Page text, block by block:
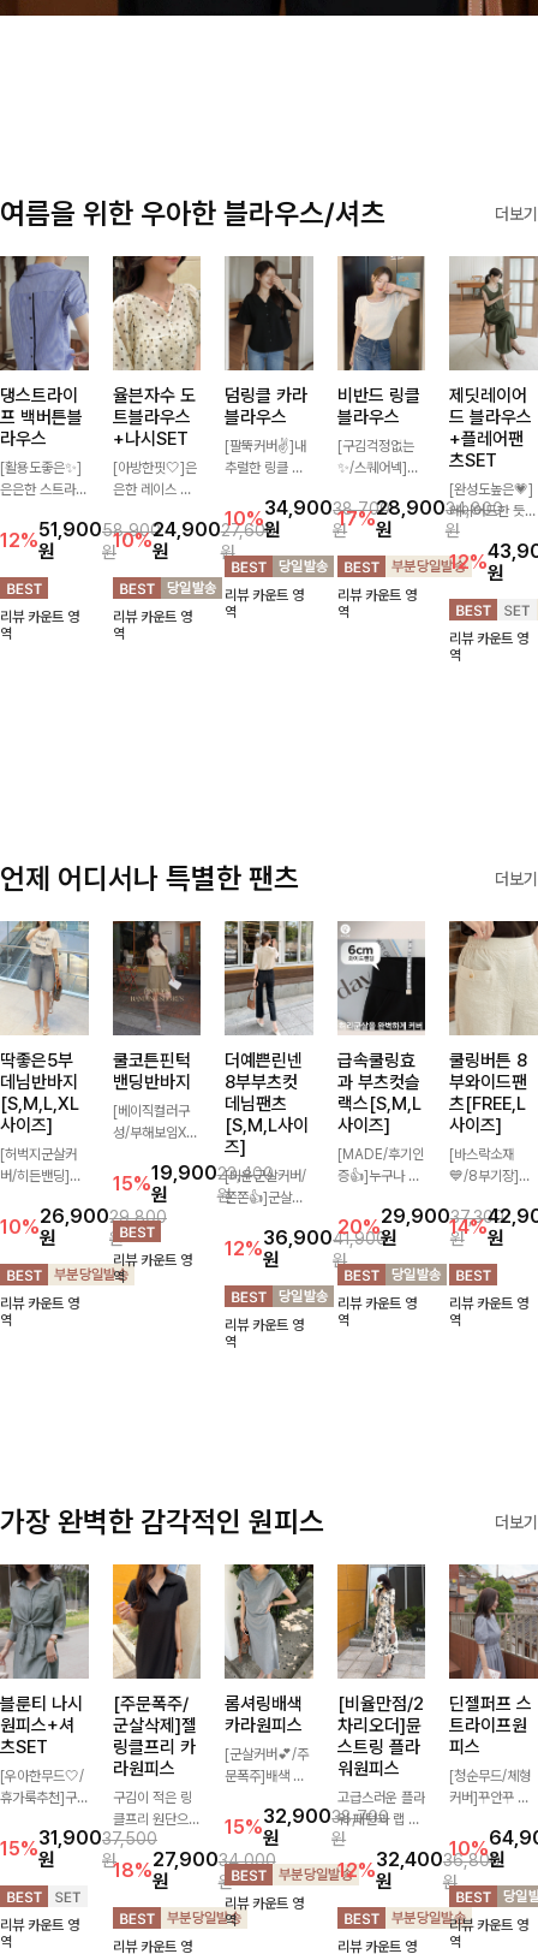
여름을 위한 우아한 블라우스/셔츠 더보기
댕스트라이
프 백버튼블
라우스
[활용도좋은✨]
은은한 스트라이
져 심플한 코디
에도 세련된 포
인트를 더해드리
며 깔끔한 스트
라이프 디테일로
유행 없이 오래
12%51,900
원
58,900
원
리뷰 카운트 영
역
율븐자수 도
트블라우스
+나시SET
[아방한핏🤍]은
은한 레이스 자
으로 사랑스러운
감성 가득 담았
으며 나시 세트
구성으로 이너
걱정없이 손쉽게
코디 가능한 블
10%24,900
원
27,600
원
리뷰 카운트 영
역
덤링클 카라
블라우스
[팔뚝커버✌]내
추럴한 링클 텍
있게 입어지는
블라우스🖤 브
이넥 카라 디자
인에 여유로운
소매핏 더해져
여리하면서도 시
10%34,900
원
38,700
원
리뷰 카운트 영
역
비반드 링클
블라우스
[구김걱정없는
✨/스퀘어넥]입
엠보 텍스처가
돋보이는 블라우
스- 여유로운 실
루엣과 물결 짜
임 소매 디테일
이 더해져 편안
17%28,900
원
34,800
원
리뷰 카운트 영
역
제딧레이어
드 블라우스
+플레어팬
츠SET
[완성도높은💗]
레이어드한 듯
자연스러운 나시
와 버튼 원피스
가 함께 구성된
세트 아이템입니
다. 코디 고민 없
이 한 벌만으로
도 내추럴하면서
12%원
리뷰 카운트 영
역
언제 어디서나 특별한 팬츠 더보기
딱좋은5부
데님반바지
[S,M,L,XL
사이즈]
[허벅지군살커
버/히든밴딩]여
와이드핏과 부담
없는 5부 기장
으로 편안하게
즐기기 좋은 데
님 팬츠 ✨ 빈티
지한 워싱감이
10%26,900
원
29,800
원
리뷰 카운트 영
역
쿨코튼핀턱
밴딩반바지
[베이직컬러구
성/부해보임X]
지는 핏으로 편
안하면서도 멋스
럽게 입어지는
밴딩 반바지🤎
넉넉한 포켓 디
테일 더해져 데
15%19,900
원
23,400
원
리뷰 카운트 영
역
더예쁜린넨
8부부츠컷
데님팬츠
[S,M,L사이
즈]
[미운군살커버/
쫀쫀👍]군살을
부츠컷 핏에 발
목이 드러나는
8부 기장으로
다리를 슬림하고
길어보이게 만들
어주며 생지 소
12%36,900
원
41,900
원
리뷰 카운트 영
역
급속쿨링효
과 부츠컷슬
랙스[S,M,L
사이즈]
[MADE/후기인
증👍]누구나 갖
스:)베이직하지
만 부츠컷으로
이쁜 핏 연출은
물론,쫀쫀한 스
판끼로 하루종일
편안하게!
20%29,900
원
37,300
원
리뷰 카운트 영
역
쿨링버튼 8
부와이드팬
츠[FREE,L
사이즈]
[바스락소재
💙/8부기장]사
일이 은은한 포
인트가 되어주는
와이드 팬츠입니
다. 여유롭게 떨
어지는 실루엣과
가볍게 바스락거
14%원
리뷰 카운트 영
역
가장 완벽한 감각적인 원피스 더보기
블룬티 나시
원피스+셔
츠SET
[우아한무드🤍/
휴가룩추천]구
소재의 나시원피
스+셔츠 조합으
로 코디 걱정없
이 여성스럽고
편안하게 즐길
수 있는 아이템
15%31,900
원
37,500
원
리뷰 카운트 영
역
[주문폭주/
군살삭제]젤
링클프리 카
라원피스
구김이 적은 링
클프리 원단으로
항상 깔끔하게
착용 가능하며
일자로 떨어지는
넉넉한 핏으로
군살을 완벽히
커버해주는 원피
18%27,900
원
34,000
원
리뷰 카운트 영
롬셔링배색
카라원피스
[군살커버💕/주
문폭주]배색 카
패턴으로 캐주얼
한 무드를 더한
롱 원피스 🖤 셔
링 디테일과 쫀
쫀한 스판 소재
로 편안하면서도
15%32,900
원
38,700
원
리뷰 카운트 영
역
[비율만점/2
차리오더]뮨
스트링 플라
워원피스
고급스러운 플라
워 패턴과 랩 디
자인으로 여성스
러우면서 세련된
분위기를 더해주
며 스트링이 내
장되어있어 슬림
하게 핏을 조절
12%32,400
원
36,800
원
리뷰 카운트 영
딘젤퍼프 스
트라이프원
피스
[청순무드/체형
커버]꾸안꾸 무
볍고 산뜻한 착
용감으로 여름
내내 손이 자주
가는 원피스예
요- 은은한 스트
라이프 패턴과
10%원
리뷰 카운트 영
역